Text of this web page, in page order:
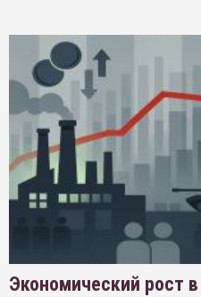
Экономический рост